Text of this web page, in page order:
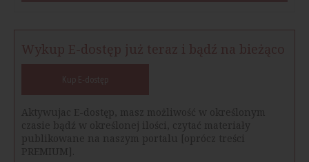
Wykup E-dostęp już teraz i bądź na bieżąco
Kup E-dostęp
Aktywujac E-dostęp, masz możliwość w określonym
czasie bądź w określonej ilości, czytać materiały
publikowane na naszym portalu [oprócz treści
PREMIUM].